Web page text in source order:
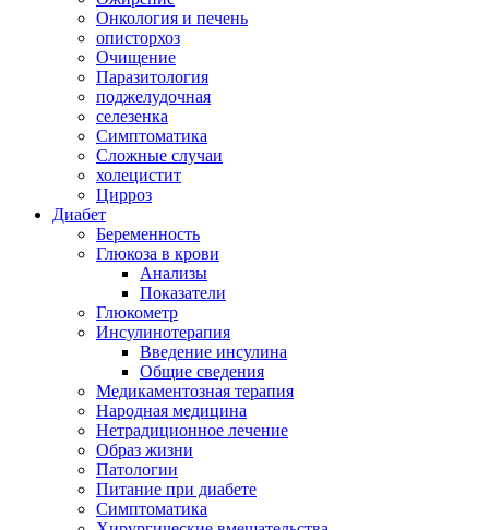
Онкология и печень
описторхоз
Очищение
Паразитология
поджелудочная
селезенка
Симптоматика
Сложные случаи
холецистит
Цирроз
Диабет
Беременность
Глюкоза в крови
Анализы
Показатели
Глюкометр
Инсулинотерапия
Введение инсулина
Общие сведения
Медикаментозная терапия
Народная медицина
Нетрадиционное лечение
Образ жизни
Патологии
Питание при диабете
Симптоматика